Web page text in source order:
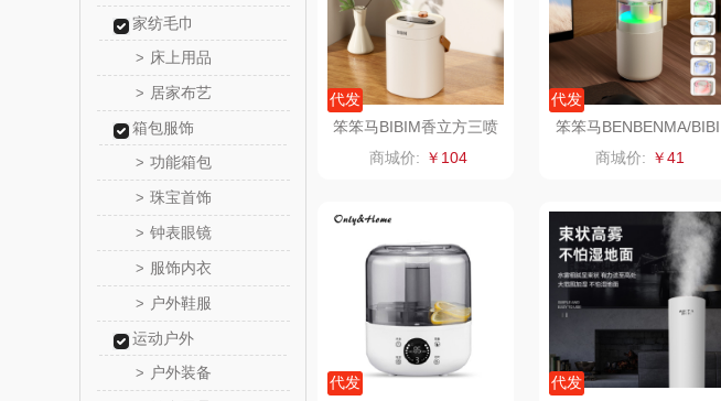
家纺毛巾
> 床上用品
> 居家布艺
箱包服饰
> 功能箱包
> 珠宝首饰
> 钟表眼镜
> 服饰内衣
> 户外鞋服
运动户外
> 户外装备
傲胜OSIM 360
温仑山（电器类） 洁丽雅（代理商）
吉潮瑞鲜 飞利浦新安怡
海信 乐美雅（餐具类） 飞利
Alluflon阿路弗仑 爱仕达
代发
笨笨马BIBIM香立方三喷
香薰加湿器BJ08
商城价: ￥104
代发
笨笨马BENBENMA/BIBI
M流光溢彩加湿器BJ07
商城价: ￥41
代发
代发